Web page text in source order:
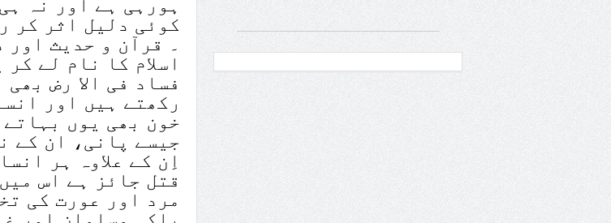
ہورہی ہے اور نہ
کوئی دلیل اثر کر
۔ قرآن و حدیث اور
اسلام کا نام لے کر
فساد فی الا رض بھی
رکھتے ہیں اور
خون بھی یوں بہاتے
جیسے پانی، ان کے
اِن کے علاوہ ہر
قتل جائز ہے اس
مرد اور عورت کی
بلکہ مسلمان اور